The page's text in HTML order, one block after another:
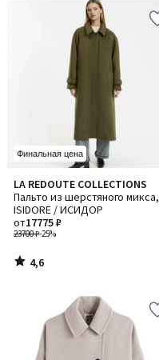
Финальная цена
LA REDOUTE COLLECTIONS
Пальто из шерстяного микса,
ISIDORE / ИСИДОР
23700 ₽-25%
от17775 ₽
4,6
/ 5
4,6
/